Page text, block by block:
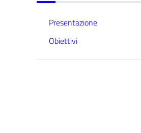
Presentazione
Obiettivi